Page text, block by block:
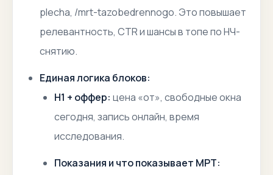
plecha, /mrt-tazobedrennogo. Это повышает
релевантность, CTR и шансы в топе по НЧ-
снятию.
Единая логика блоков:
H1 + оффер: цена «от», свободные окна
сегодня, запись онлайн, время
исследования.
Показания и что показывает МРТ: